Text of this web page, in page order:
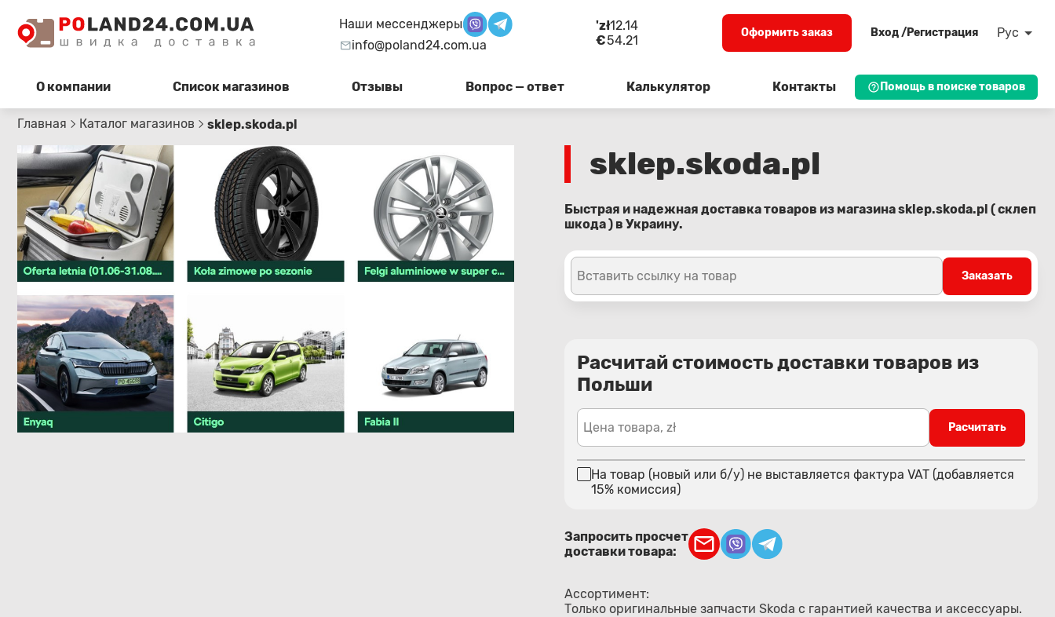
Наши мессенджеры
info@poland24.com.ua
'zł12.14
€54.21
Оформить заказ Вход /Регистрация Рус
О компании Список магазинов Отзывы Вопрос — ответ Калькулятор Контакты Помощь в поиске товаров
Главная Каталог магазинов sklep.skoda.pl
sklep.skoda.pl
Быстрая и надежная доставка товаров из магазина sklep.skoda.pl ( склеп
шкода ) в Украину.
Вставить ссылку на товар Заказать
Расчитай стоимость доставки товаров из
Польши
Цена товара, zł Расчитать
На товар (новый или б/у) не выставляется фактура VAT (добавляется
15% комиссия)
Запросить просчет
доставки товара:
Ассортимент:
Только оригинальные запчасти Skoda с гарантией качества и аксессуары.